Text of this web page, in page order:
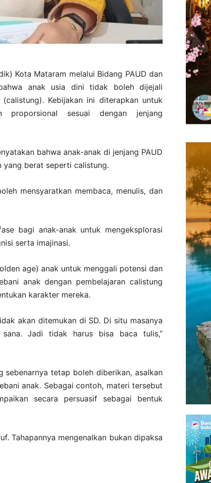
Kota Mataram melalui Bidang PAUD dan
anak usia dini tidak boleh dijejali
Kebijakan ini diterapkan untuk
proporsional sesuai dengan jenjang
bahwa anak-anak di jenjang PAUD
yang berat seperti calistung.
mensyaratkan membaca, menulis, dan
bagi anak-anak untuk mengeksplorasi
serta imajinasi.
age) anak untuk menggali potensi dan
anak dengan pembelajaran calistung
karakter mereka.
akan ditemukan di SD. Di situ masanya
Jadi tidak harus bisa baca tulis,”
sebenarnya tetap boleh diberikan, asalkan
anak. Sebagai contoh, materi tersebut
secara persuasif sebagai bentuk
Tahapannya mengenalkan bukan dipaksa